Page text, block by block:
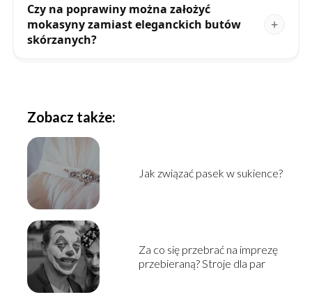
Czy na poprawiny można założyć
mokasyny zamiast eleganckich butów
skórzanych?
Zobacz także:
Jak związać pasek w sukience?
Za co się przebrać na imprezę
przebieraną? Stroje dla par